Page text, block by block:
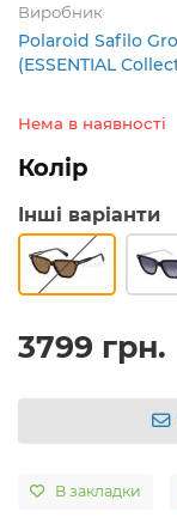
Виробник
Polaroid Safilo
(ESSENTIAL
Нема в наявності
Колір
Інші варіанти
3799 грн.
В закладки